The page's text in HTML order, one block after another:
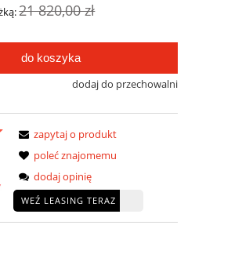
21 820,00 zł
do koszyka
dodaj do przechowalni
zapytaj o produkt
poleć znajomemu
dodaj opinię
WEŹ LEASING TERAZ